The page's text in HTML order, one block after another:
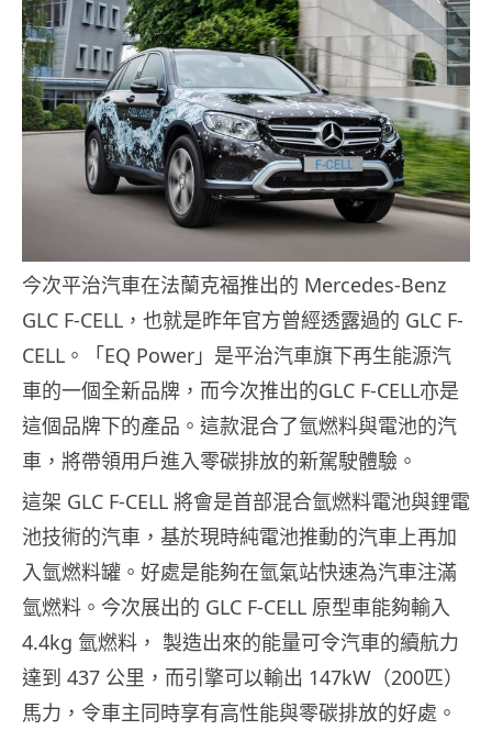
今次平治汽車在法蘭克福推出的 Mercedes-Benz
GLC F-CELL，也就是昨年官方曾經透露過的 GLC F-
CELL。「EQ Power」是平治汽車旗下再生能源汽
車的一個全新品牌，而今次推出的GLC F-CELL亦是
這個品牌下的產品。這款混合了氫燃料與電池的汽
車，將帶領用戶進入零碳排放的新駕駛體驗。
這架 GLC F-CELL 將會是首部混合氫燃料電池與鋰電
池技術的汽車，基於現時純電池推動的汽車上再加
入氫燃料罐。好處是能夠在氫氣站快速為汽車注滿
氫燃料。今次展出的 GLC F-CELL 原型車能夠輸入
4.4kg 氫燃料， 製造出來的能量可令汽車的續航力
達到 437 公里，而引擎可以輸出 147kW（200匹）
馬力，令車主同時享有高性能與零碳排放的好處。